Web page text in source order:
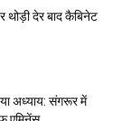
थोड़ी देर बाद कैबिनेट
अध्याय: संगरूर में